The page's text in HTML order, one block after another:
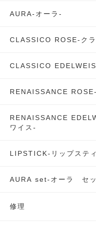
AURA-オーラ-
CLASSICO ROSE-ク
CLASSICO
RENAISSANCE
RENAISSANCE
ワイス-
LIPSTICK-リップステ
AURA set-オーラ セ
修理